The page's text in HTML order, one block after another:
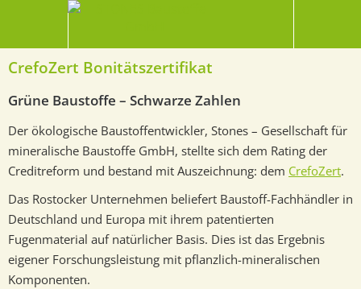
CrefoZert Bonitätszertifikat
Grüne Baustoffe – Schwarze Zahlen
Der ökologische Baustoffentwickler, Stones – Gesellschaft für
mineralische Baustoffe GmbH, stellte sich dem Rating der
Creditreform und bestand mit Auszeichnung: dem CrefoZert.
Das Rostocker Unternehmen beliefert Baustoff-Fachhändler in
Deutschland und Europa mit ihrem patentierten
Fugenmaterial auf natürlicher Basis. Dies ist das Ergebnis
eigener Forschungsleistung mit pflanzlich-mineralischen
Komponenten.